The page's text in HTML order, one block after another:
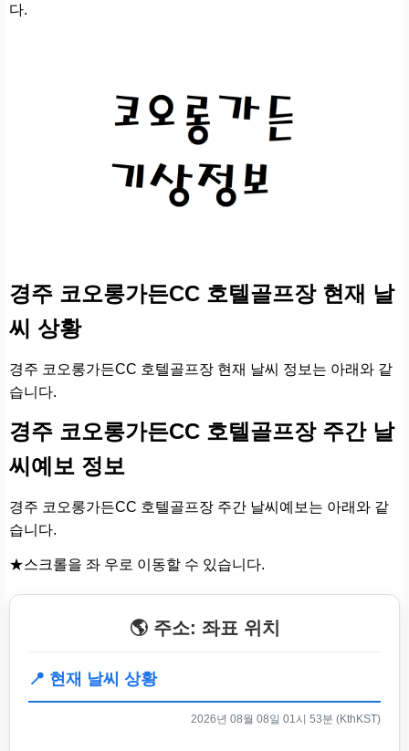
다.
경주 코오롱가든CC 호텔골프장 현재 날
씨 상황
경주 코오롱가든CC 호텔골프장 현재 날씨 정보는 아래와 같
습니다.
경주 코오롱가든CC 호텔골프장 주간 날
씨예보 정보
경주 코오롱가든CC 호텔골프장 주간 날씨예보는 아래와 같
습니다.
★스크롤을 좌 우로 이동할 수 있습니다.
🌎 주소: 좌표 위치
📍 현재 날씨 상황
2026년 08월 08일 01시 53분 (KthKST)